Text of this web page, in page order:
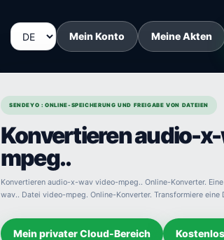
Mein Konto Meine Akten
SENDEYO : ONLINE-SPEICHERUNG UND FREIGABE VON DATEIEN
Konvertieren audio-
mpeg..
Konvertieren audio-x-wav video-mpeg.. Online-Konverter.
wav.. Datei video-mpeg. Online-Konverter. Transformiere eine
Mein privater Cloud-Bereich